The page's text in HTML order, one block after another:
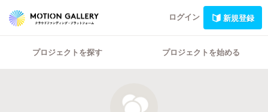
ログイン 新規登録
プロジェクトを探す プロジェクトを始める